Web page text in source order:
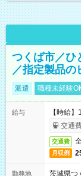
つくば市／ひ
／指定製品の
派遣 職種未経験
給与
【時給
交通
交通費
月収例
勤務地
茨城県つ